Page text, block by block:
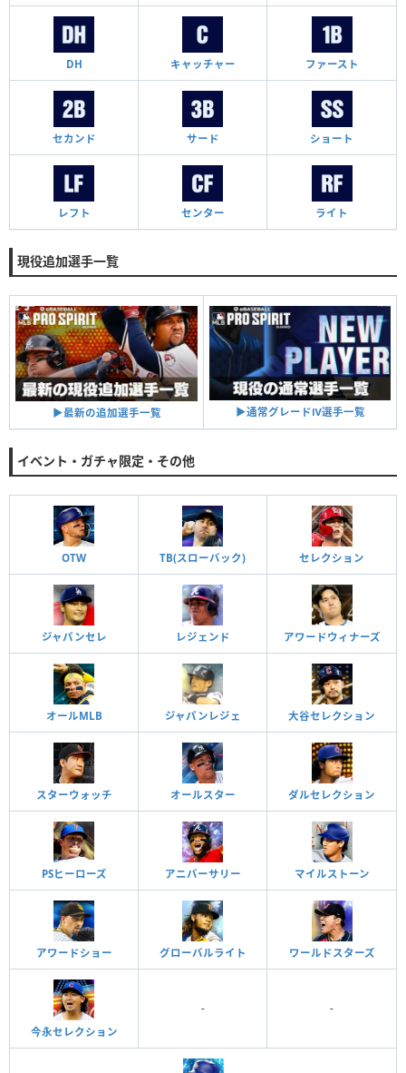
DH キャッチャー ファースト
セカンド サード ショート
レフト センター ライト
現役追加選手一覧
▶︎最新の追加選手一覧 ▶︎通常グレードⅣ選手一覧
イベント・ガチャ限定・その他
OTW TB(スローバック) セレクション
ジャパンセレ レジェンド アワードウィナーズ
オールMLB ジャパンレジェ 大谷セレクション
スターウォッチ オールスター ダルセレクション
PSヒーローズ アニバーサリー マイルストーン
アワードショー グローバルライト ワールドスターズ
今永セレクション
- -